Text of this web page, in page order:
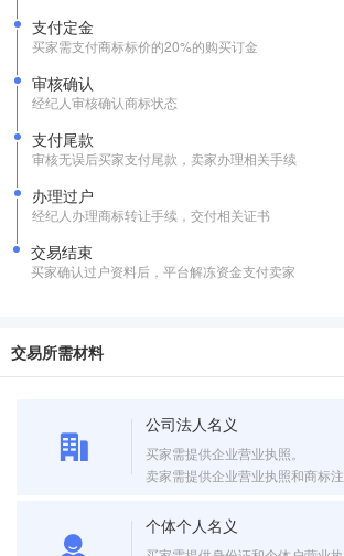
支付定金
买家需支付商标标价的20%的购买订金
审核确认
经纪人审核确认商标状态
支付尾款
审核无误后买家支付尾款，卖家办理相关手续
办理过户
经纪人办理商标转让手续，交付相关证书
交易结束
买家确认过户资料后，平台解冻资金支付卖家
交易所需材料
公司法人名义
买家需提供企业营业执照。
卖家需提供企业营业执照和商标注
个体个人名义